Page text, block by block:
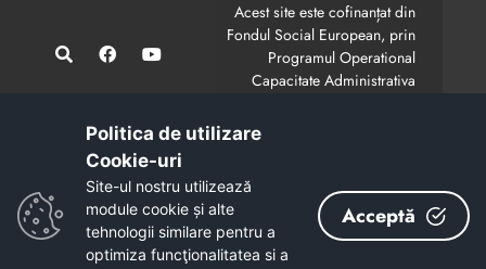
Acest site este cofinanțat din
Fondul Social European, prin
Programul Operational
Capacitate Administrativa
CodMySmis/Sipoca: 128880/652;
Conținutul acestui site web nu reprezintă în mod
obligatoriu poziția oficială a Uniunii Europene.
Întreaga responsabilitate asupra corectitudinii și
coerenței informațiilor prezentate revine inițiatorilor site-
Politica de utilizare
Cookie-uri‎
Site-ul nostru utilizează
module cookie și alte
tehnologii similare pentru a
optimiza funcţionalitatea si a
Acceptă